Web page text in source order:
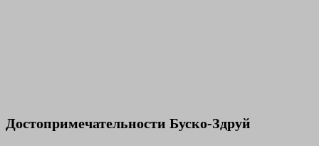
Достопримечательности Буско-Здруй